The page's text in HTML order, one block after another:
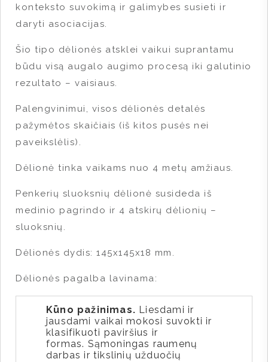
konteksto suvokimą ir galimybes susieti ir
daryti asociacijas.
Šio tipo dėlionės atsklei vaikui suprantamu
būdu visą augalo augimo procesą iki galutinio
rezultato – vaisiaus.
Palengvinimui, visos dėlionės detalės
pažymėtos skaičiais (iš kitos pusės nei
paveikslėlis).
Dėlionė tinka vaikams nuo 4 metų amžiaus.
Penkerių sluoksnių dėlionė susideda iš
medinio pagrindo ir 4 atskirų dėlionių –
sluoksnių.
Dėlionės dydis: 145x145x18 mm.
Dėlionės pagalba lavinama:
Kūno pažinimas. Liesdami ir
jausdami vaikai mokosi suvokti ir
klasifikuoti paviršius ir
formas. Sąmoningas raumenų
darbas ir tikslinių užduočių